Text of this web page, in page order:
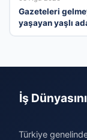
Gazeteleri
yaşayan yaşlı
İş
Türkiye